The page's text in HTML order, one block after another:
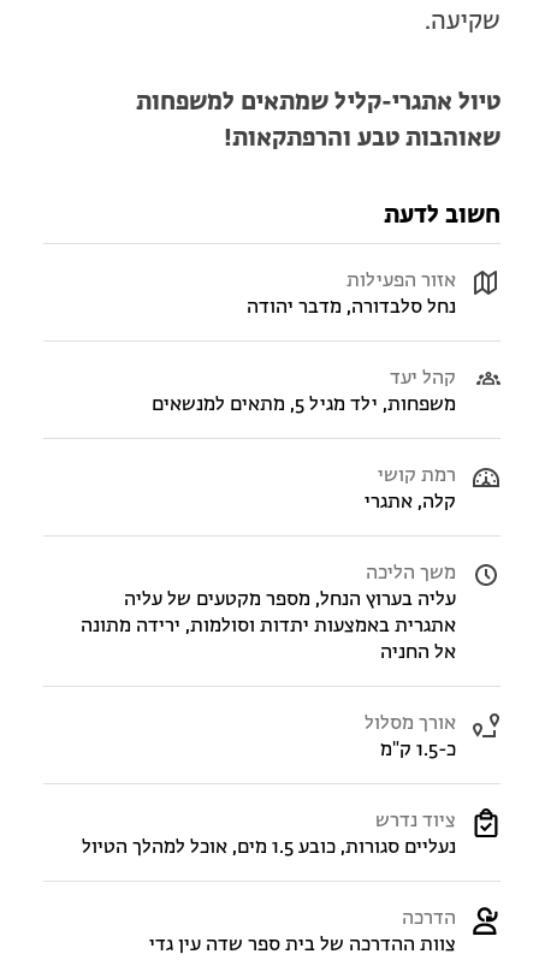
שקיעה.
טיול אתגרי-קליל שמתאים למשפחות
שאוהבות טבע והרפתקאות!
חשוב לדעת
אזור הפעילות
נחל סלבדורה, מדבר יהודה
קהל יעד
משפחות, ילד מגיל 5, מתאים למנשאים
רמת קושי
קלה, אתגרי
משך הליכה
עליה בערוץ הנחל, מספר מקטעים של עליה
אתגרית באמצעות יתדות וסולמות, ירידה מתונה
אל החניה
אורך מסלול
כ-1.5 ק"מ
ציוד נדרש
נעליים סגורות, כובע 1.5 מים, אוכל למהלך הטיול
הדרכה
צוות ההדרכה של בית ספר שדה עין גדי